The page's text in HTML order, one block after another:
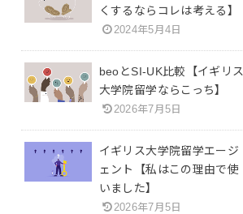
くするならコレは考える】
2024年5月4日
beoとSI-UK比較【イギリス
大学院留学ならこっち】
2026年7月5日
イギリス大学院留学エージ
ェント【私はこの理由で使
いました】
2026年7月5日